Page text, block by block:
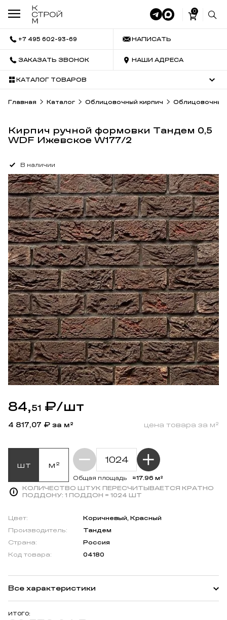
0
+7 495 602-93-69 НАПИСАТЬ
ЗАКАЗАТЬ ЗВОНОК НАШИ АДРЕСА
КАТАЛОГ ТОВАРОВ
Главная Каталог Облицовочный кирпич Облицовочный
Кирпич ручной формовки Тандем 0,5
WDF Ижевское W177/2
В наличии
84,51 ₽/шт
4 817,07 ₽ за м² цена товара за м²
шт м²
Общая площадь
≈17.96 м²
КОЛИЧЕСТВО ШТУК ПЕРЕСЧИТЫВАЕТСЯ КРАТНО
ПОДДОНУ: 1 ПОДДОН = 1024 ШТ
ИТОГО:
Цвет:
Коричневый, Красный
Производитель:
Тандем
Страна:
Россия
Код товара:
04180
Все характеристики